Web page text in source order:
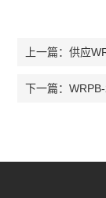
上一篇：供应
下一篇：